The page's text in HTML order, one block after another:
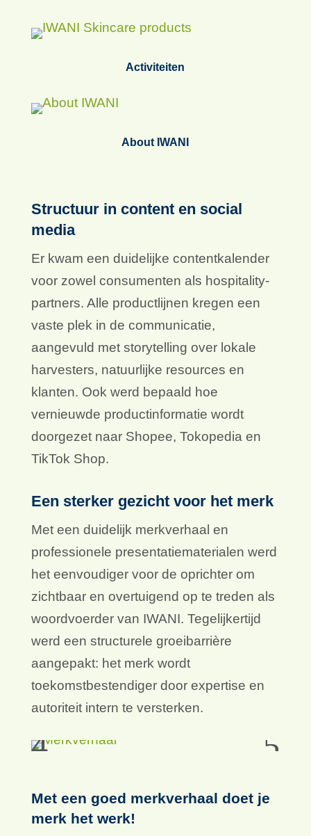
Activiteiten
About IWANI
Structuur in content en social
media
Er kwam een duidelijke contentkalender
voor zowel consumenten als hospitality-
partners. Alle productlijnen kregen een
vaste plek in de communicatie,
aangevuld met storytelling over lokale
harvesters, natuurlijke resources en
klanten. Ook werd bepaald hoe
vernieuwde productinformatie wordt
doorgezet naar Shopee, Tokopedia en
TikTok Shop.
Een sterker gezicht voor het merk
Met een duidelijk merkverhaal en
professionele presentatiematerialen werd
het eenvoudiger voor de oprichter om
zichtbaar en overtuigend op te treden als
woordvoerder van IWANI. Tegelijkertijd
werd een structurele groeibarrière
aangepakt: het merk wordt
toekomstbestendiger door expertise en
autoriteit intern te versterken.